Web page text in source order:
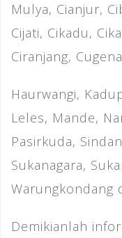
Mulya, Cianjur,
Cijati, Cikadu,
Ciranjang,
Haurwangi,
Leles, Mande,
Pasirkuda,
Sukanagara,
Warungkondang
Demikianlah